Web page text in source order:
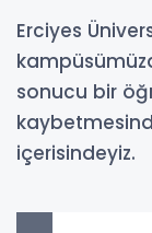
Erciyes
sonucu bir
içerisindeyiz.